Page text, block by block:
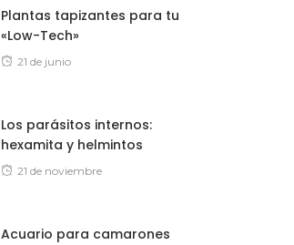
Plantas tapizantes para tu
«Low-Tech»
Posted
21 de junio
Los parásitos internos:
hexamita y helmintos
Posted
21 de noviembre
Acuario para camarones